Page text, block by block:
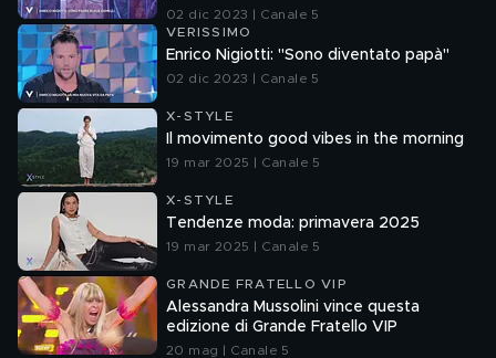
02 dic 2023 | Canale 5
VERISSIMO
Enrico Nigiotti: "Sono diventato papà"
02 dic 2023 | Canale 5
X-STYLE
Il movimento good vibes in the morning
19 mar 2025 | Canale 5
X-STYLE
Tendenze moda: primavera 2025
19 mar 2025 | Canale 5
GRANDE FRATELLO VIP
Alessandra Mussolini vince questa
edizione di Grande Fratello VIP
20 mag | Canale 5